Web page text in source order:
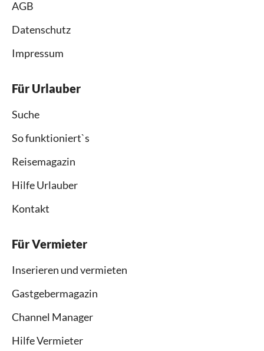
AGB
Datenschutz
Impressum
Für Urlauber
Suche
So funktioniert`s
Reisemagazin
Hilfe Urlauber
Kontakt
Für Vermieter
Inserieren und vermieten
Gastgebermagazin
Channel Manager
Hilfe Vermieter